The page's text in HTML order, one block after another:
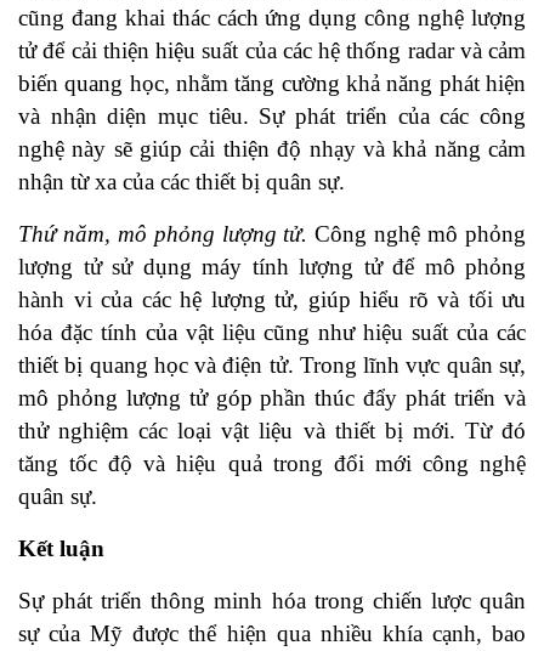
cũng đang khai thác cách ứng dụng công nghệ lượng
tử để cải thiện hiệu suất của các hệ thống radar và cảm
biến quang học, nhằm tăng cường khả năng phát hiện
và nhận diện mục tiêu. Sự phát triển của các công
nghệ này sẽ giúp cải thiện độ nhạy và khả năng cảm
nhận từ xa của các thiết bị quân sự.
Thứ năm, mô phỏng lượng tử. Công nghệ mô phỏng
lượng tử sử dụng máy tính lượng tử để mô phỏng
hành vi của các hệ lượng tử, giúp hiểu rõ và tối ưu
hóa đặc tính của vật liệu cũng như hiệu suất của các
thiết bị quang học và điện tử. Trong lĩnh vực quân sự,
mô phỏng lượng tử góp phần thúc đẩy phát triển và
thử nghiệm các loại vật liệu và thiết bị mới. Từ đó
tăng tốc độ và hiệu quả trong đổi mới công nghệ
quân sự.
Kết luận
Sự phát triển thông minh hóa trong chiến lược quân
sự của Mỹ được thể hiện qua nhiều khía cạnh, bao